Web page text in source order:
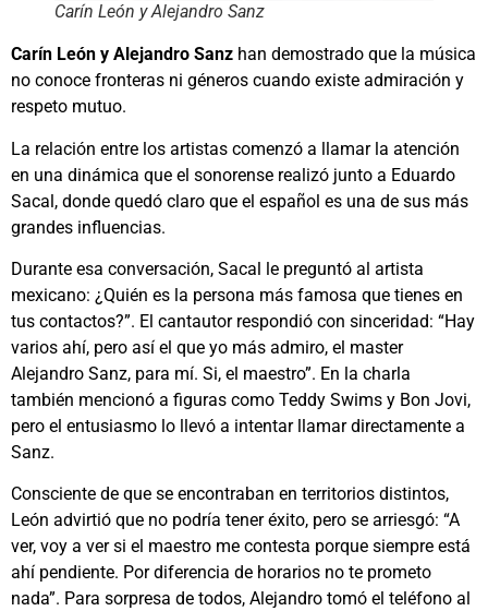
Carín León y Alejandro Sanz
Carín León y Alejandro Sanz han demostrado que la música
no conoce fronteras ni géneros cuando existe admiración y
respeto mutuo.
La relación entre los artistas comenzó a llamar la atención
en una dinámica que el sonorense realizó junto a Eduardo
Sacal, donde quedó claro que el español es una de sus más
grandes influencias.
Durante esa conversación, Sacal le preguntó al artista
mexicano: ¿Quién es la persona más famosa que tienes en
tus contactos?”. El cantautor respondió con sinceridad: “Hay
varios ahí, pero así el que yo más admiro, el master
Alejandro Sanz, para mí. Si, el maestro”. En la charla
también mencionó a figuras como Teddy Swims y Bon Jovi,
pero el entusiasmo lo llevó a intentar llamar directamente a
Sanz.
Consciente de que se encontraban en territorios distintos,
León advirtió que no podría tener éxito, pero se arriesgó: “A
ver, voy a ver si el maestro me contesta porque siempre está
ahí pendiente. Por diferencia de horarios no te prometo
nada”. Para sorpresa de todos, Alejandro tomó el teléfono al